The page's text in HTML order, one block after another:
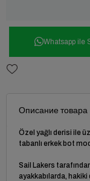
Whatsapp ile
Описание товара
Özel yağlı derisi ile
tabanlı erkek bot
Sail Lakers
ayakkabılarda, hakiki